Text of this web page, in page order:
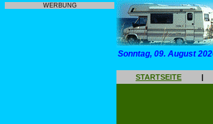
WERBUNG
Sonntag, 09. August
STARTSEITE |